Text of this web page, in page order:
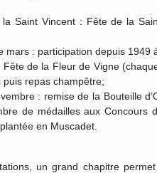
Saint Vincent : Fête de la
mars : participation depuis 1949
de la Fleur de Vigne
puis repas champêtre;
: remise de la Bouteille
de médailles aux Concours
en Muscadet.
un grand chapitre